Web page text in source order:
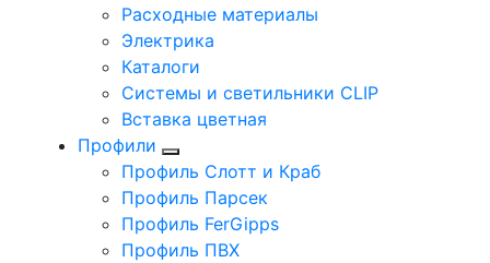
Расходные материалы
Электрика
Каталоги
Системы и светильники CLIP
Вставка цветная
Профили
Профиль Слотт и Краб
Профиль Парсек
Профиль FerGipps
Профиль ПВХ